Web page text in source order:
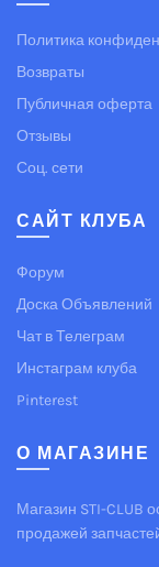
Политика
Возвраты
Публичная оферта
Отзывы
Соц. сети
САЙТ КЛУБА
Форум
Доска Объявлений
Чат в Телеграм
Инстаграм клуба
Pinterest
О МАГАЗИНЕ
Магазин STI-CLUB
продажей